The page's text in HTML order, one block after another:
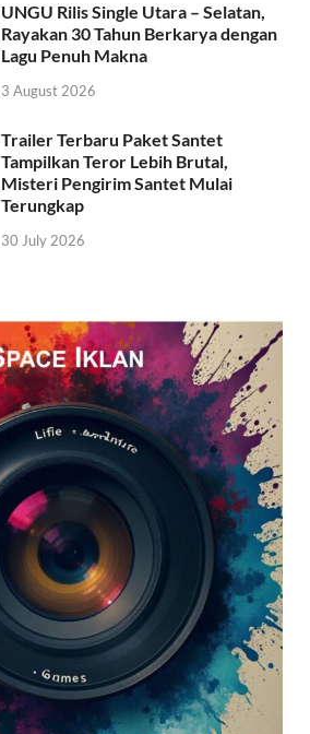
UNGU Rilis Single Utara – Selatan,
Rayakan 30 Tahun Berkarya dengan
Lagu Penuh Makna
3 August 2026
Trailer Terbaru Paket Santet
Tampilkan Teror Lebih Brutal,
Misteri Pengirim Santet Mulai
Terungkap
30 July 2026